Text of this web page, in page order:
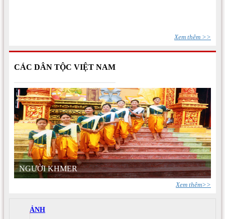
Xem thêm >>
CÁC DÂN TỘC VIỆT NAM
NGƯỜI KHMER
Xem thêm>>
ẢNH